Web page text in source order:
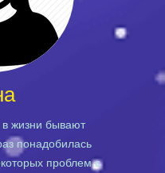
жизни бывают
понадобилась
проблем с